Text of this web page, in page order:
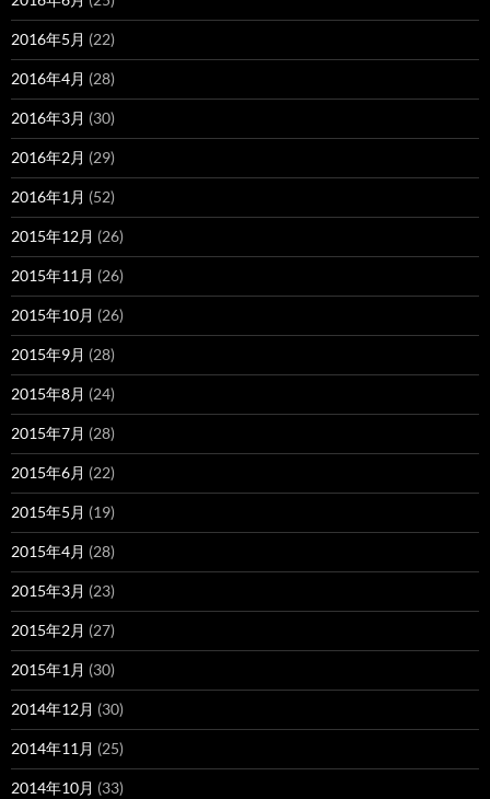
2016年5月 (22)
2016年4月 (28)
2016年3月 (30)
2016年2月 (29)
2016年1月 (52)
2015年12月 (26)
2015年11月 (26)
2015年10月 (26)
2015年9月 (28)
2015年8月 (24)
2015年7月 (28)
2015年6月 (22)
2015年5月 (19)
2015年4月 (28)
2015年3月 (23)
2015年2月 (27)
2015年1月 (30)
2014年12月 (30)
2014年11月 (25)
2014年10月 (33)